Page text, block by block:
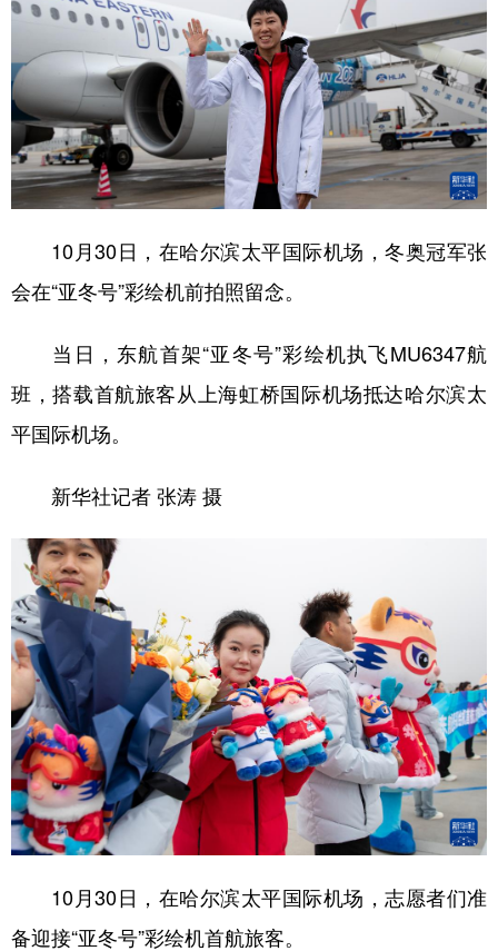
10月30日，在哈尔滨太平国际机场，冬奥冠军张
会在“亚冬号”彩绘机前拍照留念。
当日，东航首架“亚冬号”彩绘机执飞MU6347航
班，搭载首航旅客从上海虹桥国际机场抵达哈尔滨太
平国际机场。
新华社记者 张涛 摄
10月30日，在哈尔滨太平国际机场，志愿者们准
备迎接“亚冬号”彩绘机首航旅客。